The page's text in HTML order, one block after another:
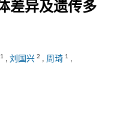
差异及遗传多
1 , 刘国兴 2 , 周琦 1 ,